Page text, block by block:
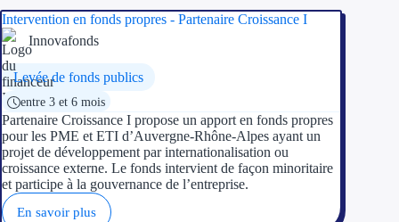
Intervention en fonds propres - Partenaire Croissance I
Innovafonds
Levée de fonds publics
entre 3 et 6 mois
Partenaire Croissance I propose un apport en fonds propres
pour les PME et ETI d’Auvergne-Rhône-Alpes ayant un
projet de développement par internationalisation ou
croissance externe. Le fonds intervient de façon minoritaire
et participe à la gouvernance de l’entreprise.
En savoir plus